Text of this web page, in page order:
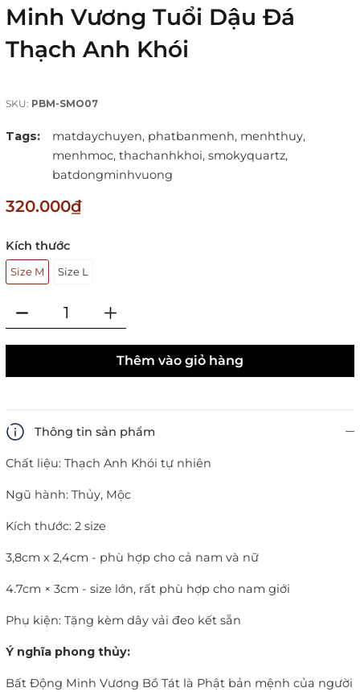
Minh Vương Tuổi Dậu Đá
Thạch Anh Khói
SKU: PBM-SMO07
Tags: matdaychuyen, phatbanmenh, menhthuy,
menhmoc, thachanhkhoi, smokyquartz,
batdongminhvuong
320.000₫
Kích thước
Size M Size L
Thêm vào giỏ hàng
Thông tin sản phẩm
Chất liệu: Thạch Anh Khói tự nhiên
Ngũ hành: Thủy, Mộc
Kích thước: 2 size
3,8cm x 2,4cm - phù hợp cho cả nam và nữ
4.7cm × 3cm - size lớn, rất phù hợp cho nam giới
Phụ kiện: Tặng kèm dây vải đeo kết sẵn
Ý nghĩa phong thủy:
Bất Động Minh Vương Bồ Tát là Phật bản mệnh của người